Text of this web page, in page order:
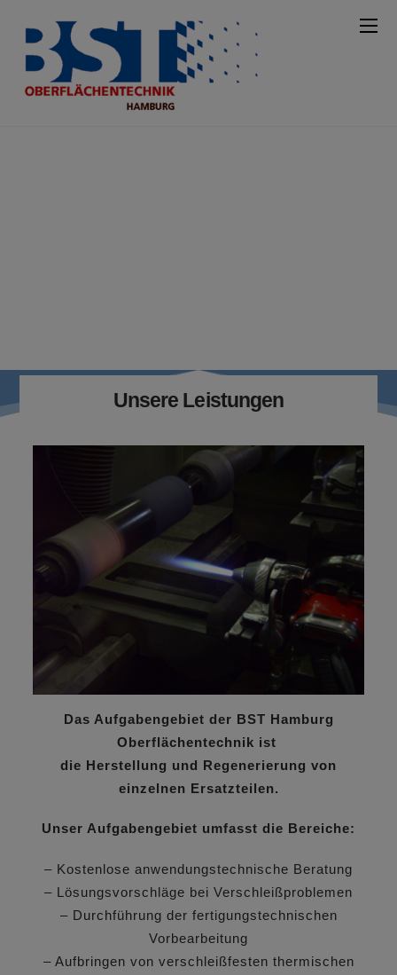
Unsere Leistungen
Das Aufgabengebiet der BST Hamburg
Oberflächentechnik ist
die Herstellung und Regenerierung von
einzelnen Ersatzteilen.
Unser Aufgabengebiet umfasst die Bereiche:
– Kostenlose anwendungstechnische Beratung
– Lösungsvorschläge bei Verschleißproblemen
– Durchführung der fertigungstechnischen
Vorbearbeitung
– Aufbringen von verschleißfesten thermischen